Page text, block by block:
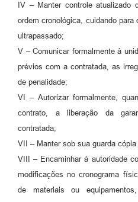
IV – Manter controle atualizado
ordem cronológica, cuidando
ultrapassado;
V – Comunicar formalmente à
prévios com a contratada, as
de penalidade;
VI – Autorizar formalmente,
contrato, a liberação da
contratada;
VII – Manter sob sua guarda
VIII – Encaminhar à autoridade
modificações no cronograma
de materiais ou